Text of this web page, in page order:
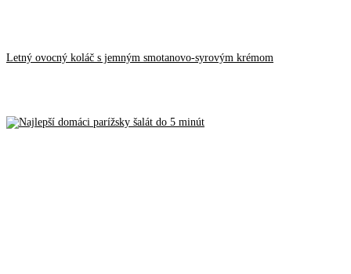
Letný ovocný koláč s jemným smotanovo-syrovým krémom